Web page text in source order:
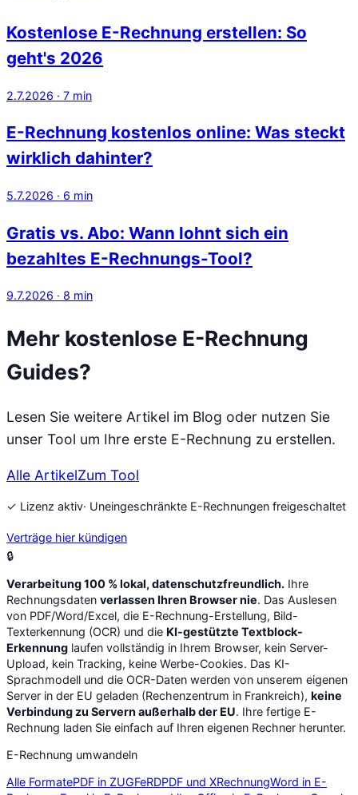
Kostenlose E-Rechnung erstellen: So
geht's 2026
2.7.2026 · 7 min
E-Rechnung kostenlos online: Was steckt
wirklich dahinter?
5.7.2026 · 6 min
Gratis vs. Abo: Wann lohnt sich ein
bezahltes E-Rechnungs-Tool?
9.7.2026 · 8 min
Mehr kostenlose E-Rechnung
Guides?
Lesen Sie weitere Artikel im Blog oder nutzen Sie
unser Tool um Ihre erste E-Rechnung zu erstellen.
Alle ArtikelZum Tool
✓ Lizenz aktiv· Uneingeschränkte E-Rechnungen freigeschaltet
Verträge hier kündigen
🔒
Verarbeitung 100 % lokal, datenschutzfreundlich. Ihre
Rechnungsdaten verlassen Ihren Browser nie. Das Auslesen
von PDF/Word/Excel, die E-Rechnung-Erstellung, Bild-
Texterkennung (OCR) und die KI-gestützte Textblock-
Erkennung laufen vollständig in Ihrem Browser, kein Server-
Upload, kein Tracking, keine Werbe-Cookies. Das KI-
Sprachmodell und die OCR-Daten werden von unserem eigenen
Server in der EU geladen (Rechenzentrum in Frankreich), keine
Verbindung zu Servern außerhalb der EU. Ihre fertige E-
Rechnung laden Sie einfach auf Ihren eigenen Rechner herunter.
E-Rechnung umwandeln
Alle FormatePDF in ZUGFeRDPDF und XRechnungWord in E-